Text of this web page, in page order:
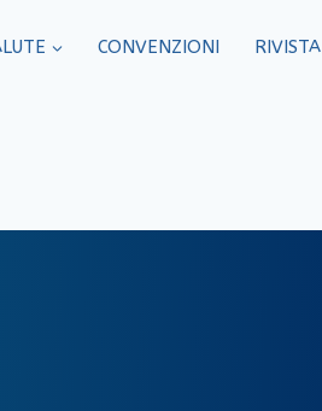
CONVENZIONI RIVISTA